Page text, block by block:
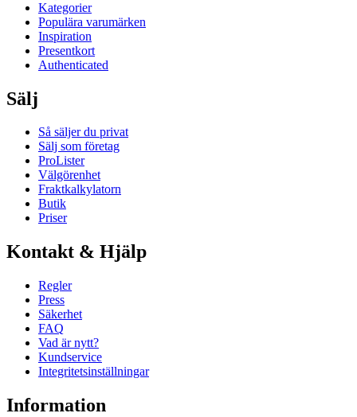
Kategorier
Populära varumärken
Inspiration
Presentkort
Authenticated
Sälj
Så säljer du privat
Sälj som företag
ProLister
Välgörenhet
Fraktkalkylatorn
Butik
Priser
Kontakt & Hjälp
Regler
Press
Säkerhet
FAQ
Vad är nytt?
Kundservice
Integritetsinställningar
Information